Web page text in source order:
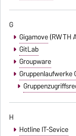
G
Gigamove(RWTH
GitLab
Groupware
Gruppenlaufwerke
H
Hotline IT-Sevice